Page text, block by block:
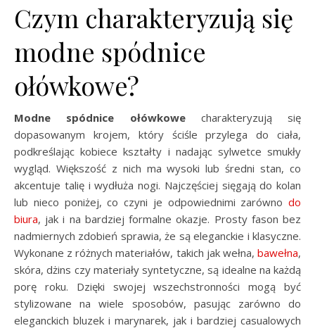
Czym charakteryzują się
modne spódnice
ołówkowe?
Modne spódnice ołówkowecharakteryzują się
dopasowanym krojem, który ściśle przylega do ciała,
podkreślając kobiece kształty i nadając sylwetce smukły
wygląd. Większość z nich ma wysoki lub średni stan, co
akcentuje talię i wydłuża nogi. Najczęściej sięgają do kolan
lub nieco poniżej, co czyni je odpowiednimi zarówno do
biura, jak i na bardziej formalne okazje. Prosty fason bez
nadmiernych zdobień sprawia, że są eleganckie i klasyczne.
Wykonane z różnych materiałów, takich jak wełna, bawełna,
skóra, dżins czy materiały syntetyczne, są idealne na każdą
porę roku. Dzięki swojej wszechstronności mogą być
stylizowane na wiele sposobów, pasując zarówno do
eleganckich bluzek i marynarek, jak i bardziej casualowych